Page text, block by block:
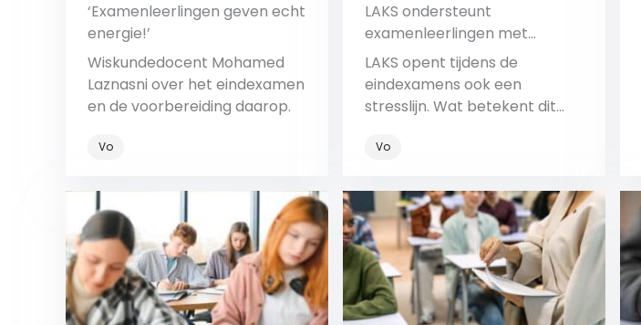
‘Examenleerlingen geven echt
energie!’
Wiskundedocent Mohamed
Laznasni over het eindexamen
en de voorbereiding daarop.
Vo
LAKS ondersteunt
examenleerlingen met
stresslijn
LAKS opent tijdens de
eindexamens ook een
stresslijn. Wat betekent dit
docenten helpen?
Vo
Bekijk